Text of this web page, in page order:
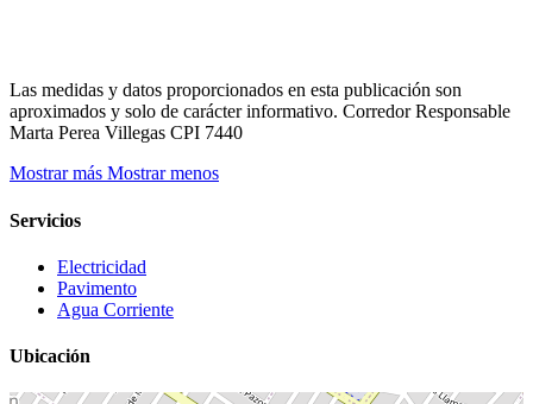
Las medidas y datos proporcionados en esta publicación son
aproximados y solo de carácter informativo. Corredor Responsable
Marta Perea Villegas CPI 7440
Mostrar más Mostrar menos
Servicios
Electricidad
Pavimento
Agua Corriente
Ubicación